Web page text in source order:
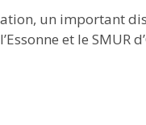
un important
et le